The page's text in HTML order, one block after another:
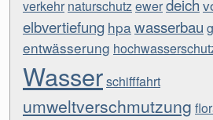
verkehr naturschutzewerdeich
elbvertiefung hpa wasserbau
entwässerung
Wasserschifffahrt
umweltverschmutzung